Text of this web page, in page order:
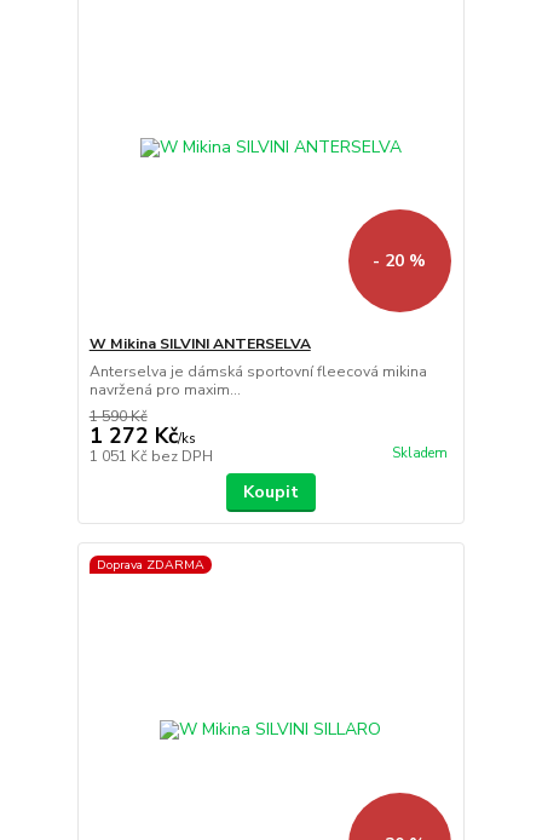
- 20 %
W Mikina SILVINI ANTERSELVA
Anterselva je dámská sportovní fleecová mikina
navržená pro maxim...
1 590 Kč
1 272 Kč/ks
1 051 Kč bez DPH Skladem
Koupit
Doprava ZDARMA